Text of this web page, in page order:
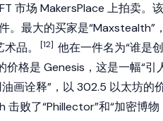
市场 MakersPlace 上拍卖。该
。最大的买家是“Maxstealth”，
品。
[12] 他在一件名为“谁是创
格是 Genesis，这是一幅“引
画诠释”，以 302.5 以太坊的
败了“Phillector”和“加密博物